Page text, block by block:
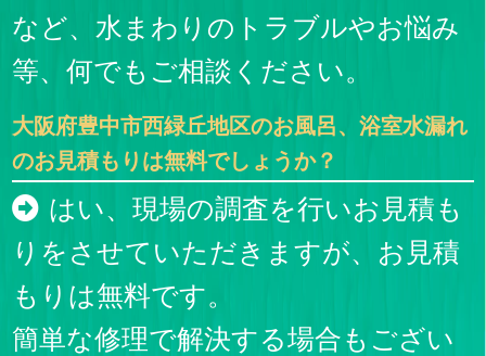
など、水まわりのトラブルやお悩み
等、何でもご相談ください。
大阪府豊中市西緑丘地区のお風呂、浴室水漏れ
のお見積もりは無料でしょうか？
はい、現場の調査を行いお見積も
りをさせていただきますが、お見積
もりは無料です。
簡単な修理で解決する場合もござい